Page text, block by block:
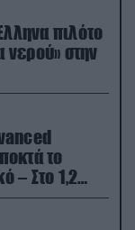
πιλότο
στην
το
– Στο 1,2